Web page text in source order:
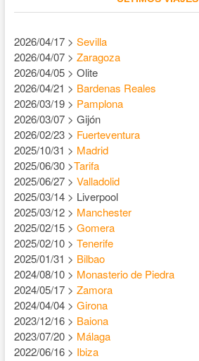
2026/04/17 > Sevilla
2026/04/07 > Zaragoza
2026/04/05 > Olite
2026/04/21 > Bardenas Reales
2026/03/19 > Pamplona
2026/03/07 > Gijón
2026/02/23 > Fuerteventura
2025/10/31 > Madrid
2025/06/30 >Tarifa
2025/06/27 > Valladolid
2025/03/14 > Liverpool
2025/03/12 > Manchester
2025/02/15 > Gomera
2025/02/10 > Tenerife
2025/01/31 > Bilbao
2024/08/10 > Monasterio de Piedra
2024/05/17 > Zamora
2024/04/04 > Girona
2023/12/16 > Baiona
2023/07/20 > Málaga
2022/06/16 > Ibiza